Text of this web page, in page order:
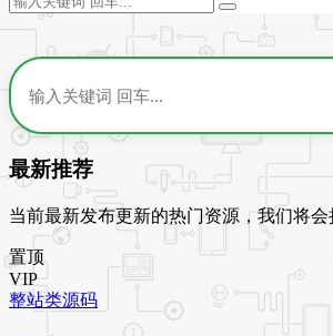
最新推荐
当前最新发布更新的热门资源，我们将
置顶
VIP
整站类源码